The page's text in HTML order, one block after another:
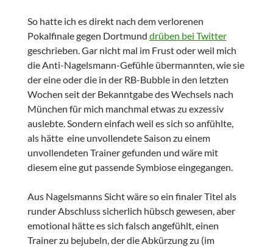
So hatte ich es direkt nach dem verlorenen
Pokalfinale gegen Dortmund drüben bei Twitter
geschrieben. Gar nicht mal im Frust oder weil mich
die Anti-Nagelsmann-Gefühle übermannten, wie sie
der eine oder die in der RB-Bubble in den letzten
Wochen seit der Bekanntgabe des Wechsels nach
München für mich manchmal etwas zu exzessiv
auslebte. Sondern einfach weil es sich so anfühlte,
als hätte eine unvollendete Saison zu einem
unvollendeten Trainer gefunden und wäre mit
diesem eine gut passende Symbiose eingegangen.
Aus Nagelsmanns Sicht wäre so ein finaler Titel als
runder Abschluss sicherlich hübsch gewesen, aber
emotional hätte es sich falsch angefühlt, einen
Trainer zu bejubeln, der die Abkürzung zu (im